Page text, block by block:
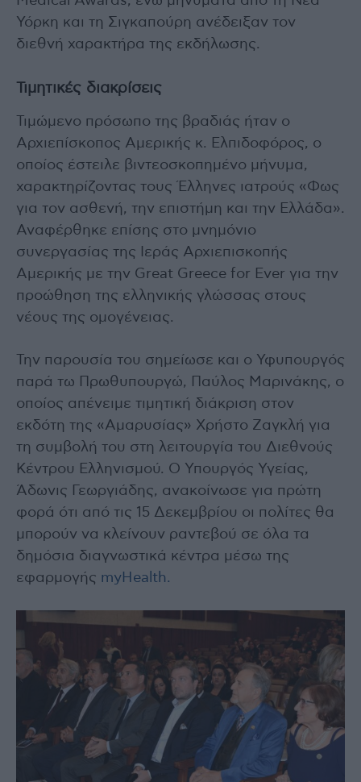
Υόρκη και τη Σιγκαπούρη ανέδειξαν τον
διεθνή χαρακτήρα της εκδήλωσης.
Τιμητικές διακρίσεις
Τιμώμενο πρόσωπο της βραδιάς ήταν ο
Αρχιεπίσκοπος Αμερικής κ. Ελπιδοφόρος, ο
οποίος έστειλε βιντεοσκοπημένο μήνυμα,
χαρακτηρίζοντας τους Έλληνες ιατρούς «Φως
για τον ασθενή, την επιστήμη και την Ελλάδα».
Αναφέρθηκε επίσης στο μνημόνιο
συνεργασίας της Ιεράς Αρχιεπισκοπής
Αμερικής με την Great Greece for Ever για την
προώθηση της ελληνικής γλώσσας στους
νέους της ομογένειας.
Την παρουσία του σημείωσε και ο Υφυπουργός
παρά τω Πρωθυπουργώ, Παύλος Μαρινάκης, ο
οποίος απένειμε τιμητική διάκριση στον
εκδότη της «Αμαρυσίας» Χρήστο Ζαγκλή για
τη συμβολή του στη λειτουργία του Διεθνούς
Κέντρου Ελληνισμού. Ο Υπουργός Υγείας,
Άδωνις Γεωργιάδης, ανακοίνωσε για πρώτη
φορά ότι από τις 15 Δεκεμβρίου οι πολίτες θα
μπορούν να κλείνουν ραντεβού σε όλα τα
δημόσια διαγνωστικά κέντρα μέσω της
εφαρμογής myHealth.